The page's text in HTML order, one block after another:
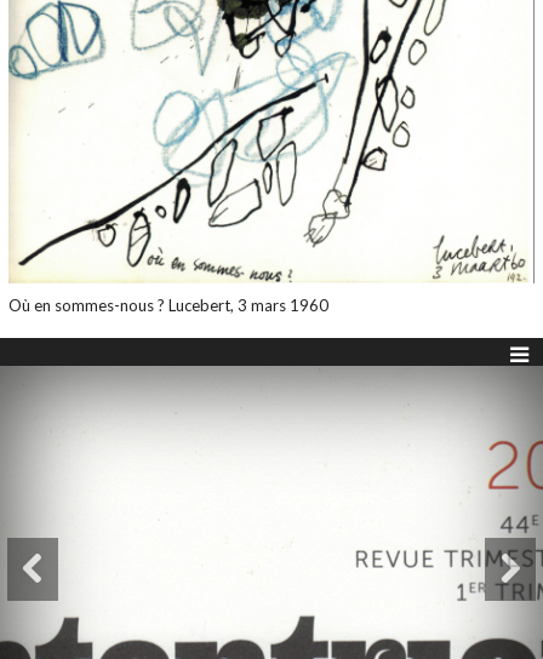
Où en sommes-nous ? Lucebert, 3 mars 1960